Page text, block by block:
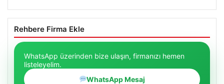
Rehbere Firma Ekle
WhatsApp üzerinden bize ulaşın, firmanızı hemen
listeleyelim.
WhatsApp Mesaj